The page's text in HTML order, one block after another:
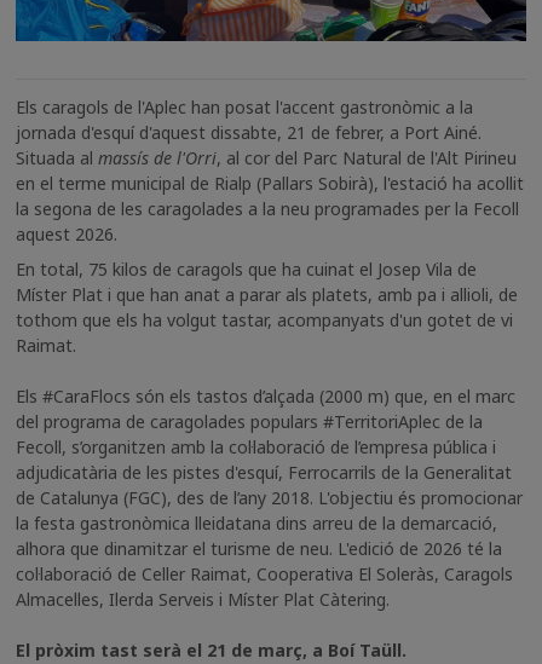
Els caragols de l'Aplec han posat l'accent gastronòmic a la
jornada d'esquí d'aquest dissabte, 21 de febrer, a Port Ainé.
Situada almassís de l'Orri, al cor del Parc Natural de l'Alt Pirineu
en el terme municipal de Rialp (Pallars Sobirà), l'estació ha acollit
la segona de les caragolades a la neu programades per la Fecoll
aquest 2026.
En total, 75 kilos de caragols que ha cuinat el Josep Vila de
Míster Plat i que han anat a parar als platets, amb pa i allioli, de
tothom que els ha volgut tastar, acompanyats d'un gotet de vi
Raimat.
Els #CaraFlocs són els tastos d’alçada (2000 m) que, en el marc
del programa de caragolades populars #TerritoriAplec de la
Fecoll, s’organitzen amb la col·laboració de l’empresa pública i
adjudicatària de les pistes d'esquí, Ferrocarrils de la Generalitat
de Catalunya (FGC), des de l’any 2018. L'objectiu és promocionar
la festa gastronòmica lleidatana dins arreu de la demarcació,
alhora que dinamitzar el turisme de neu. L'edició de 2026 té la
col·laboració de Celler Raimat, Cooperativa El Soleràs, Caragols
Almacelles, Ilerda Serveis i Míster Plat Càtering.
El pròxim tast serà el 21 de març, a Boí Taüll.